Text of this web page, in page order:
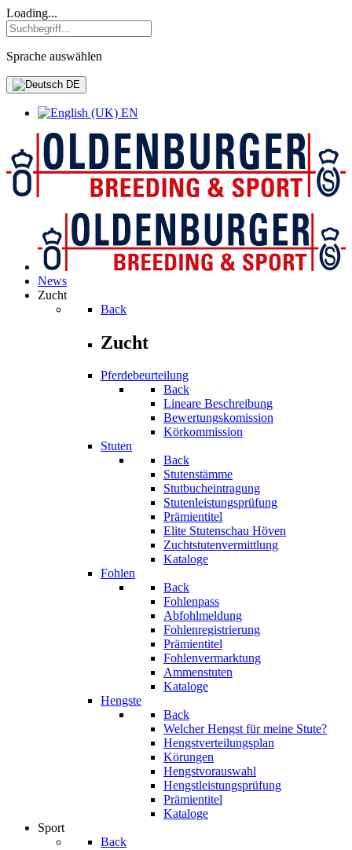
Loading...
Sprache auswählen
DE
EN
News
Zucht
Back
Zucht
Pferdebeurteilung
Back
Lineare Beschreibung
Bewertungskomission
Körkommission
Stuten
Back
Stutenstämme
Stutbucheintragung
Stutenleistungsprüfung
Prämientitel
Elite Stutenschau Höven
Zuchtstutenvermittlung
Kataloge
Fohlen
Back
Fohlenpass
Abfohlmeldung
Fohlenregistrierung
Prämientitel
Fohlenvermarktung
Ammenstuten
Kataloge
Hengste
Back
Welcher Hengst für meine Stute?
Hengstverteilungsplan
Körungen
Hengstvorauswahl
Hengstleistungsprüfung
Prämientitel
Kataloge
Sport
Back